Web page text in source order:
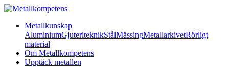
Metallkunskap
AluminiumGjuteriteknikStålMässingMetallarkivetRörligt
material
Om Metallkompetens
Upptäck metallen